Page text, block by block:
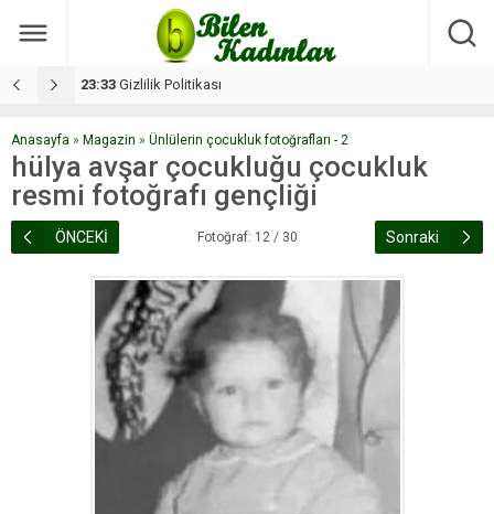
17:08 Dilan, düğününe 5 gün kala hayatını kaybetti
Anasayfa » Magazin » Ünlülerin çocukluk fotoğrafları - 2
hülya avşar çocukluğu çocukluk
resmi fotoğrafı gençliği
ÖNCEKİ Fotoğraf: 12 / 30 Sonraki